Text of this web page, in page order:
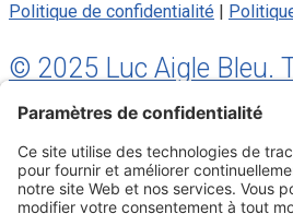
Politique de confidentialité |
© 2025 Luc Aigle Bleu.
réservé.
S'inscrire à mon